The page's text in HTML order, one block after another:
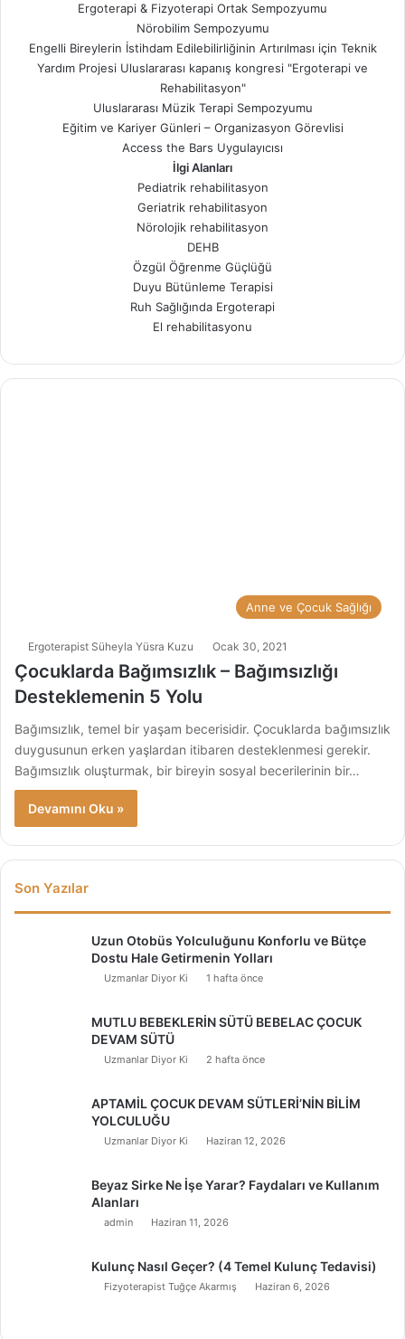
Ergoterapi & Fizyoterapi Ortak Sempozyumu
Nörobilim Sempozyumu
Engelli Bireylerin İstihdam Edilebilirliğinin Artırılması için Teknik
Yardım Projesi Uluslararası kapanış kongresi "Ergoterapi ve
Rehabilitasyon"
Uluslararası Müzik Terapi Sempozyumu
Eğitim ve Kariyer Günleri – Organizasyon Görevlisi
Access the Bars Uygulayıcısı
İlgi Alanları
Pediatrik rehabilitasyon
Geriatrik rehabilitasyon
Nörolojik rehabilitasyon
DEHB
Özgül Öğrenme Güçlüğü
Duyu Bütünleme Terapisi
Ruh Sağlığında Ergoterapi
El rehabilitasyonu
Anne ve Çocuk Sağlığı
Ergoterapist Süheyla Yüsra Kuzu Ocak 30, 2021
Çocuklarda Bağımsızlık – Bağımsızlığı
Desteklemenin 5 Yolu
Bağımsızlık, temel bir yaşam becerisidir. Çocuklarda bağımsızlık
duygusunun erken yaşlardan itibaren desteklenmesi gerekir.
Bağımsızlık oluşturmak, bir bireyin sosyal becerilerinin bir…
Devamını Oku »
Son Yazılar
Uzun Otobüs Yolculuğunu Konforlu ve Bütçe
Dostu Hale Getirmenin Yolları
Uzmanlar Diyor Ki 1 hafta önce
MUTLU BEBEKLERİN SÜTÜ BEBELAC ÇOCUK
DEVAM SÜTÜ
Uzmanlar Diyor Ki 2 hafta önce
APTAMİL ÇOCUK DEVAM SÜTLERİ’NİN BİLİM
YOLCULUĞU
Uzmanlar Diyor Ki Haziran 12, 2026
Beyaz Sirke Ne İşe Yarar? Faydaları ve Kullanım
Alanları
admin Haziran 11, 2026
Kulunç Nasıl Geçer? (4 Temel Kulunç Tedavisi)
Fizyoterapist Tuğçe Akarmış Haziran 6, 2026